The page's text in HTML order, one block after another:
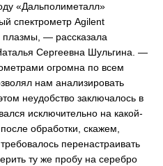
«Дальполиметалл»
спектрометр Agilent
плазмы, — рассказала
Сергеевна Шульгина. —
огромна по всем
нам анализировать
неудобство заключалось в
исключительно на какой-
обработки, скажем,
перенастраивать
ту же пробу на серебро